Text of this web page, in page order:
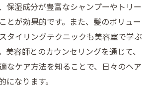
日のためのスタイリング提案
でのヘアトリートメントの効果
守る中高年向け美容室が提供するト
な髪を保つための習慣
保湿成分が豊富なシャンプーやトリー
とが効果的です。また、髪のボリュー
タイリングテクニックも美容室で学ぶ
美容師とのカウンセリングを通じて、
なケア方法を知ることで、日々のヘア
になります。